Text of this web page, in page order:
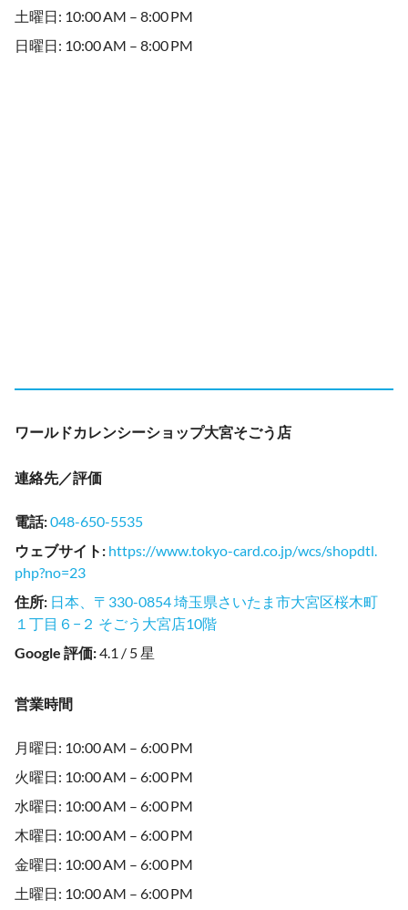
土曜日: 10:00 AM – 8:00 PM
日曜日: 10:00 AM – 8:00 PM
ワールドカレンシーショップ大宮そごう店
連絡先／評価
電話:048-650-5535
ウェブサイト : https://www.tokyo-card.co.jp/wcs/shopdtl.
php?no=23
住所: 日本、〒330-0854 埼玉県さいたま市大宮区桜木町
１丁目６−２ そごう大宮店10階
Google 評価:4.1 / 5 星
営業時間
月曜日: 10:00 AM – 6:00 PM
火曜日: 10:00 AM – 6:00 PM
水曜日: 10:00 AM – 6:00 PM
木曜日: 10:00 AM – 6:00 PM
金曜日: 10:00 AM – 6:00 PM
土曜日: 10:00 AM – 6:00 PM